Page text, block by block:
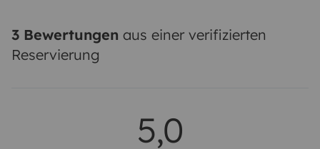
3 Bewertungen aus einer verifizierten
Reservierung
5,0